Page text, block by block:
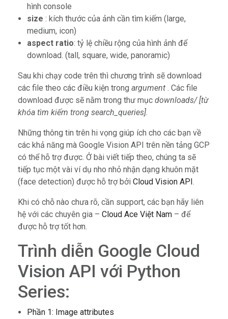
hình console
size : kích thước của ảnh cần tìm kiếm (large,
medium, icon)
aspect ratio: tỷ lệ chiều rộng của hình ảnh để
download. (tall, square, wide, panoramic)
Sau khi chạy code trên thì chương trình sẽ download
các file theo các điều kiện trong argument . Các file
download được sẽ nằm trong thư mục downloads/ [từ
khóa tìm kiếm trong search_queries].
Những thông tin trên hi vọng giúp ích cho các bạn về
các khả năng mà Google Vision API trên nền tảng GCP
có thể hỗ trợ được. Ở bài viết tiếp theo, chúng ta sẽ
tiếp tục một vài ví dụ nho nhỏ nhận dạng khuôn mặt
(face detection) được hỗ trợ bởi Cloud Vision API .
Khi có chỗ nào chưa rõ, cần support, các bạn hãy liên
hệ với các chuyên gia – Cloud Ace Việt Nam – để
được hỗ trợ tốt hơn.
Trình diễn Google Cloud
Vision API với Python
Series:
Phần 1: Image attributes